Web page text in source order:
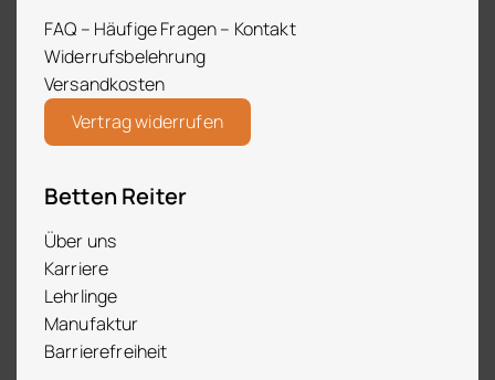
FAQ – Häufige Fragen – Kontakt
Widerrufsbelehrung
Versandkosten
Vertrag widerrufen
Betten Reiter
Über uns
Karriere
Lehrlinge
Manufaktur
Barrierefreiheit